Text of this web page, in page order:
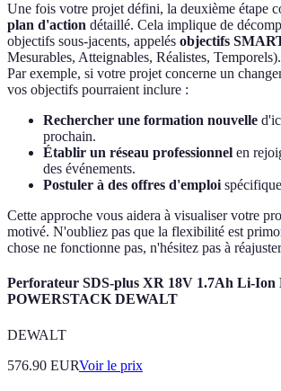
Une fois votre projet défini, la deuxième étape
plan d'action détaillé. Cela implique de
objectifs sous-jacents, appelés objectifs
Mesurables, Atteignables, Réalistes, Temporels).
Par exemple, si votre projet concerne un
vos objectifs pourraient inclure :
Rechercher une formation nouvelle
prochain.
Établir un réseau professionnel en
des événements.
Postuler à des offres d'emploi
Cette approche vous aidera à visualiser votre
motivé. N'oubliez pas que la flexibilité est
chose ne fonctionne pas, n'hésitez pas à
Perforateur SDS-plus XR 18V 1.7Ah Li-Ion
POWERSTACK DEWALT
DEWALT
576.90 EURVoir le prix